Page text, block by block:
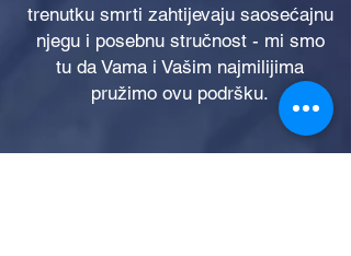
trenutku smrti zahtijevaju saosećajnu
njegu i posebnu stručnost - mi smo
tu da Vama i Vašim najmilijima
pružimo ovu podršku.